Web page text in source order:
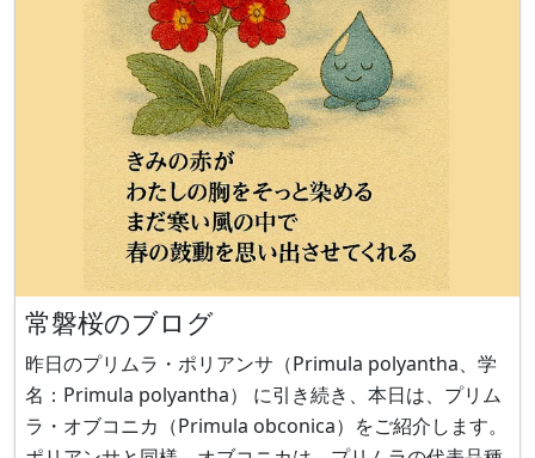
常磐桜のブログ
昨日のプリムラ・ポリアンサ（Primula polyantha、学
名：Primula polyantha） に引き続き、本日は、プリム
ラ・オブコニカ（Primula obconica）をご紹介します。